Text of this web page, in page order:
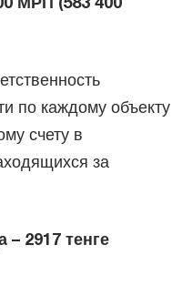
по каждому объекту
счету в
за
– 2917 тенге